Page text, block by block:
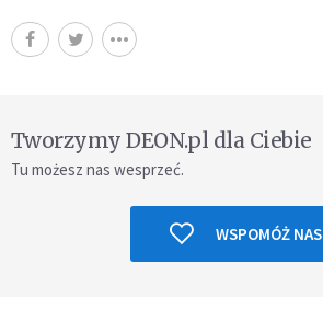
Tworzymy DEON.pl dla Ciebie
Tu możesz nas wesprzeć.
WSPOMÓŻ NAS